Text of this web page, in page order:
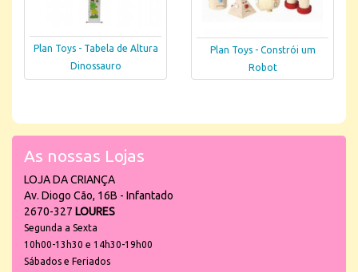
Plan Toys - Tabela de Altura
Dinossauro
Plan Toys - Constrói um
Robot
As nossas Lojas
LOJA DA CRIANÇA
Av. Diogo Cão, 16B - Infantado
2670-327 LOURES
Segunda a Sexta
10h00-13h30 e 14h30-19h00
Sábados e Feriados